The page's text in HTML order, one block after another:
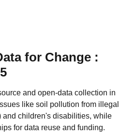
for Change :
and open-data collection in
like soil pollution from illegal
and children's disabilities, while
for data reuse and funding.